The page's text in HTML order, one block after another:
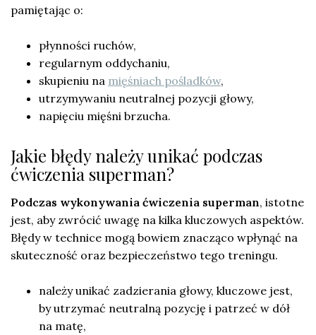
pamiętając o:
płynności ruchów,
regularnym oddychaniu,
skupieniu na mięśniach pośladków,
utrzymywaniu neutralnej pozycji głowy,
napięciu mięśni brzucha.
Jakie błędy należy unikać podczas
ćwiczenia superman?
Podczas wykonywania ćwiczenia superman, istotne
jest, aby zwrócić uwagę na kilka kluczowych aspektów.
Błędy w technice mogą bowiem znacząco wpłynąć na
skuteczność oraz bezpieczeństwo tego treningu.
należy unikać zadzierania głowy, kluczowe jest,
by utrzymać neutralną pozycję i patrzeć w dół
na matę,